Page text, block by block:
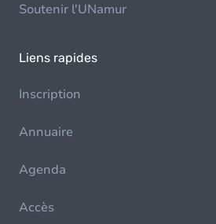
Soutenir l'UNamur
Liens rapides
Inscription
Annuaire
Agenda
Accès